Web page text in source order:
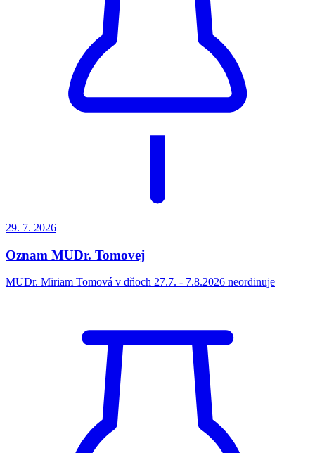
29. 7. 2026
Oznam MUDr. Tomovej
MUDr. Miriam Tomová v dňoch 27.7. - 7.8.2026 neordinuje